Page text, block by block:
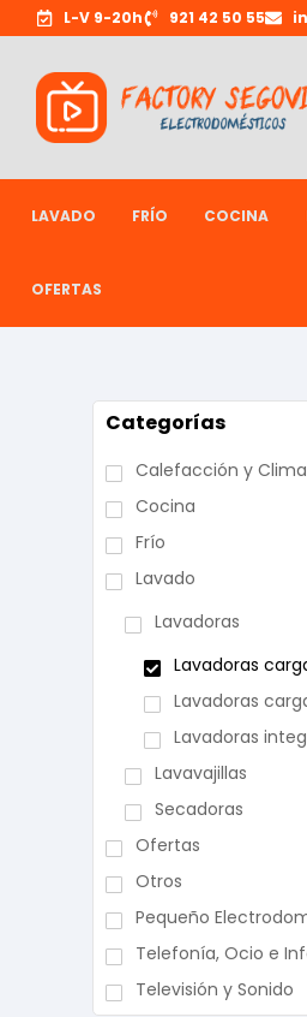
L-V 9-20h 921 42 50 55
LAVADO FRÍO COCINA
OFERTAS
Categorías
Calefacción y
Cocina
Frío
Lavado
Lavadoras
Lavadoras
Lavadoras
Lavadoras
Lavavajillas
Secadoras
Ofertas
Otros
Pequeño
Telefonía, Ocio e
Televisión y Sonido